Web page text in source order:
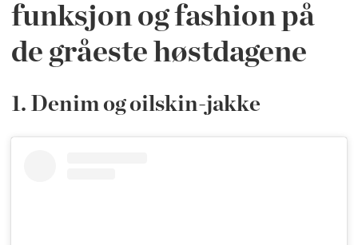
funksjon og fashion på
de gråeste høstdagene
1. Denim og oilskin-jakke